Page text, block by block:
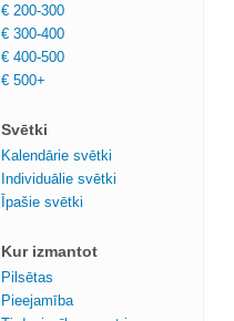
€ 200-300
€ 300-400
€ 400-500
€ 500+
Svētki
Kalendārie svētki
Individuālie svētki
Īpašie svētki
Kur izmantot
Pilsētas
Pieejamība